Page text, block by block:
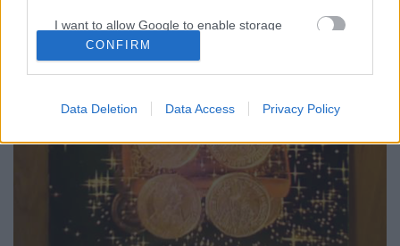
I want to allow Google to enable storage
related to personalization.
related to security, including authentication
functionality and fraud prevention, and other
CONFIRM
Data Deletion Data Access Privacy Policy